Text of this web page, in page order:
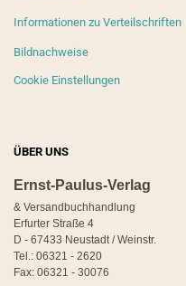
Informationen zu Verteilschriften
Bildnachweise
Cookie Einstellungen
ÜBER UNS
Ernst-Paulus-Verlag
& Versandbuchhandlung
Erfurter Straße 4
D - 67433 Neustadt / Weinstr.
Tel.: 06321 - 2620
Fax: 06321 - 30076